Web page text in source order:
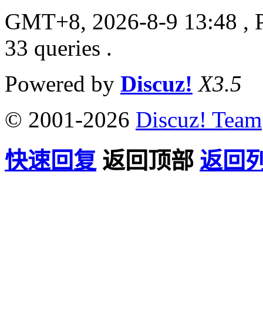
GMT+8, 2026-8-9 13:48 ,
33 queries .
Powered by Discuz! X3.5
© 2001-2026 Discuz! Team
快速回复 返回顶部 返回